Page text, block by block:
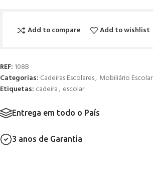
Add to compare Add to wishlist
REF: 108B
Categorias: Cadeiras Escolares, Mobiliário Escolar
Etiquetas: cadeira, escolar
Entrega em todo o País
3 anos de Garantia